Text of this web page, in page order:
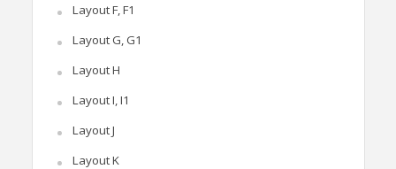
Layout F, F1
Layout G, G1
Layout H
Layout I, I1
Layout J
Layout K